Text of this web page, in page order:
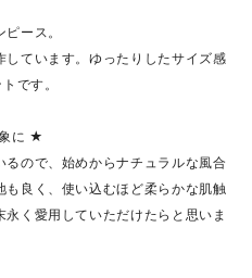
ース。
ています。ゆったりしたサイズ感
です。
に ★
ので、始めからナチュラルな風合
良く、使い込むほど柔らかな肌触
く愛用していただけたらと思いま